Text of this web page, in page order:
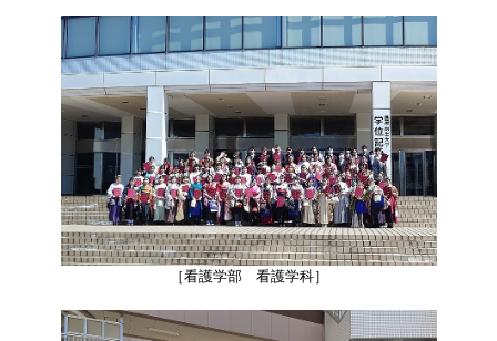
［看護学部 看護学科］